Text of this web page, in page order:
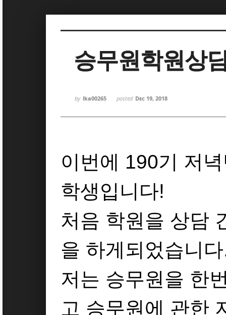
승무원학원상
by lka00265 posted Dec 19, 2018
이번에 190기 저
학생입니다!
처음 학원을 상담
을 하게되었습니
저는 승무원을 한
고 승무원에 관한
Sketchbook5, 스케치북5
Sketchbook5, 스케치북5
Sketchbook5, 스케치북5
Sketchbook5, 스케치북5